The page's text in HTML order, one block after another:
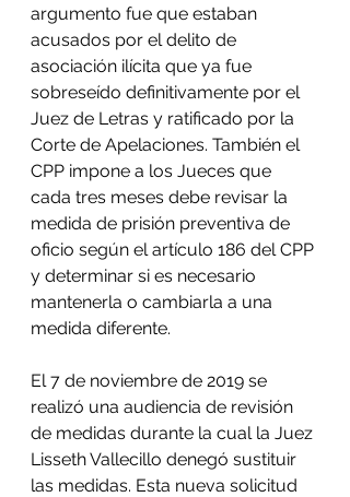
argumento fue que estaban
acusados por el delito de
asociación ilícita que ya fue
sobreseído definitivamente por el
Juez de Letras y ratificado por la
Corte de Apelaciones. También el
CPP impone a los Jueces que
cada tres meses debe revisar la
medida de prisión preventiva de
oficio según el artículo 186 del CPP
y determinar si es necesario
mantenerla o cambiarla a una
medida diferente.
El 7 de noviembre de 2019 se
realizó una audiencia de revisión
de medidas durante la cual la Juez
Lisseth Vallecillo denegó sustituir
las medidas. Esta nueva solicitud